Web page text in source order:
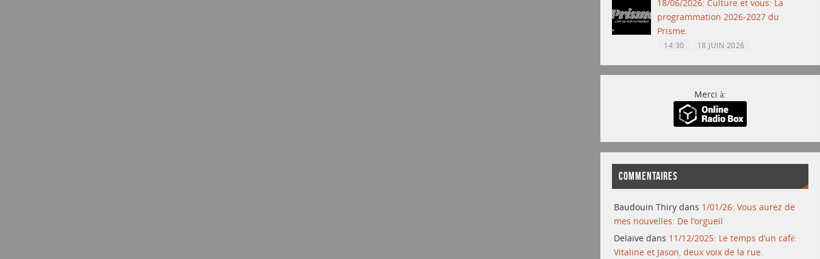
18/06/2026: Culture et vous: La
programmation 2026-2027 du
Prisme.
14:30 18 JUIN 2026
Merci à:
COMMENTAIRES
Baudouin Thiry dans 1/01/26: Vous aurez de
mes nouvelles: De l’orgueil
Delaive dans 11/12/2025: Le temps d’un café:
Vitaline et Jason, deux voix de la rue.